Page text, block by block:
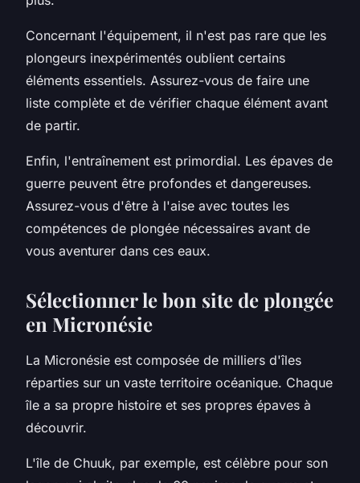
Concernant l'équipement, il n'est pas rare que les
plongeurs inexpérimentés oublient certains
éléments essentiels. Assurez-vous de faire une
liste complète et de vérifier chaque élément avant
de partir.
Enfin, l'entraînement est primordial. Les épaves de
guerre peuvent être profondes et dangereuses.
Assurez-vous d'être à l'aise avec toutes les
compétences de plongée nécessaires avant de
vous aventurer dans ces eaux.
Sélectionner le bon site de plongée
en Micronésie
La Micronésie est composée de milliers d'îles
réparties sur un vaste territoire océanique. Chaque
île a sa propre histoire et ses propres épaves à
découvrir.
L'île de Chuuk, par exemple, est célèbre pour son